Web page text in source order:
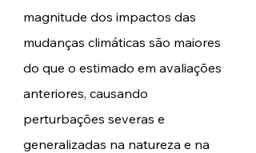
magnitude dos impactos das
mudanças climáticas são maiores
do que o estimado em avaliações
anteriores, causando
perturbações severas e
generalizadas na natureza e na